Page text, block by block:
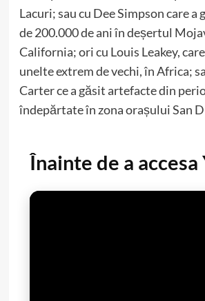
Lacuri; sau cu Dee Simpson care
de 200.000 de ani în deșertul
California; ori cu Louis Leakey,
unelte extrem de vechi, în Africa;
Carter ce a găsit artefacte din
îndepărtate în zona orașului San
Înainte de a accesa